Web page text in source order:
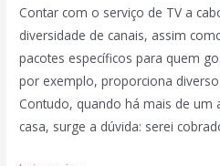
Contar com o serviço de TV a
diversidade de canais, assim
pacotes específicos para quem
por exemplo, proporciona
Contudo, quando há mais de um
casa, surge a dúvida: serei